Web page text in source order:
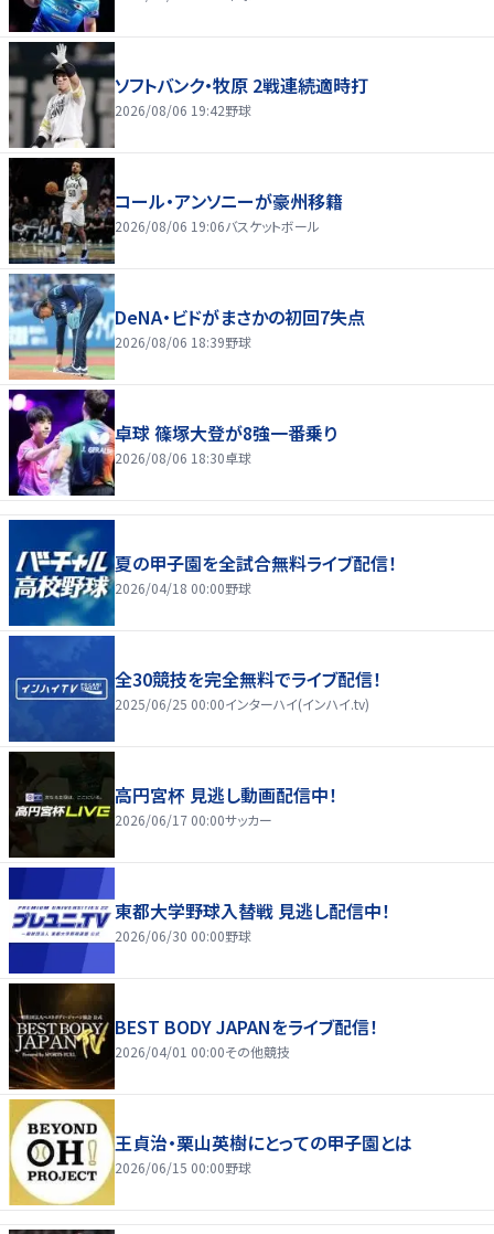
ソフトバンク・牧原 2戦連続適時打
2026/08/06 19:42野球
コール・アンソニーが豪州移籍
2026/08/06 19:06バスケットボール
DeNA・ビドがまさかの初回7失点
2026/08/06 18:39野球
卓球 篠塚大登が8強一番乗り
2026/08/06 18:30卓球
夏の甲子園を全試合無料ライブ配信！
2026/04/18 00:00野球
全30競技を完全無料でライブ配信！
2025/06/25 00:00インターハイ(インハイ.tv)
高円宮杯 見逃し動画配信中！
2026/06/17 00:00サッカー
東都大学野球入替戦 見逃し配信中！
2026/06/30 00:00野球
BEST BODY JAPANをライブ配信！
2026/04/01 00:00その他競技
王貞治・栗山英樹にとっての甲子園とは
2026/06/15 00:00野球